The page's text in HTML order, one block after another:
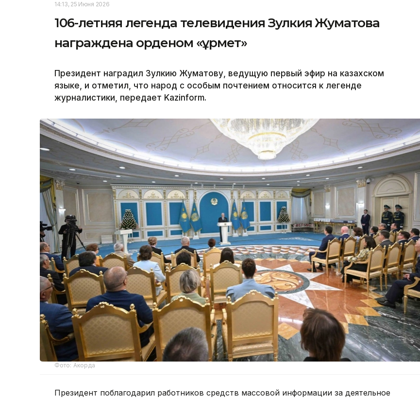
14:13, 25 Июня 2026
106-летняя легенда телевидения Зулкия Жуматова
награждена орденом «Құрмет»
Президент наградил Зулкию Жуматову, ведущую первый эфир на казахском
языке, и отметил, что народ с особым почтением относится к легенде
журналистики, передает Kazinform.
Фото: Акорда
Президент поблагодарил работников средств массовой информации за деятельное